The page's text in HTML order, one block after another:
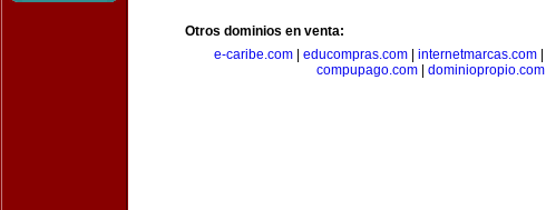
Otros dominios en venta:
e-caribe.com| educompras.com| internetmarcas.com|
compupago.com| dominiopropio.com|